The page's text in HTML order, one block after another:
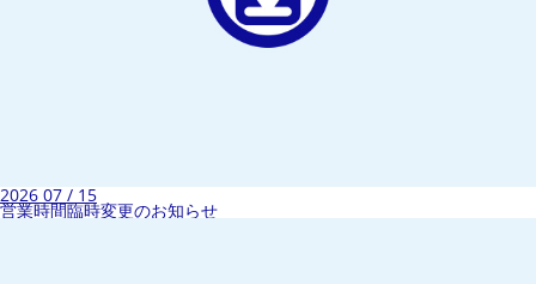
2026 07 / 15
営業時間臨時変更のお知らせ